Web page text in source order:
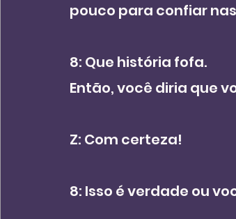
pouco para confiar
8: Que história fofa.
Então, você diria que
Z: Com certeza!
8: Isso é verdade ou